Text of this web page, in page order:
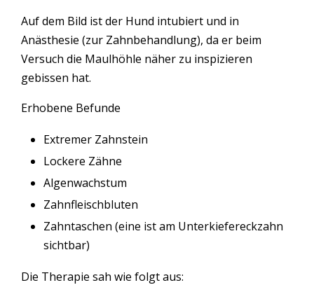
Auf dem Bild ist der Hund intubiert und in
Anästhesie (zur Zahnbehandlung), da er beim
Versuch die Maulhöhle näher zu inspizieren
gebissen hat.
Erhobene Befunde
Extremer Zahnstein
Lockere Zähne
Algenwachstum
Zahnfleischbluten
Zahntaschen (eine ist am Unterkiefereckzahn
sichtbar)
Die Therapie sah wie folgt aus: